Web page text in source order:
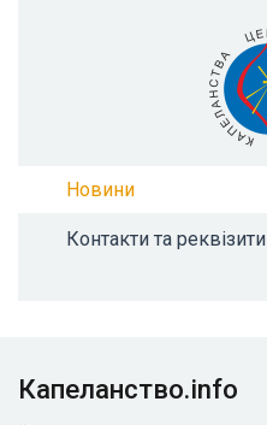
Новини
Контакти та реквізити
Капеланство.info